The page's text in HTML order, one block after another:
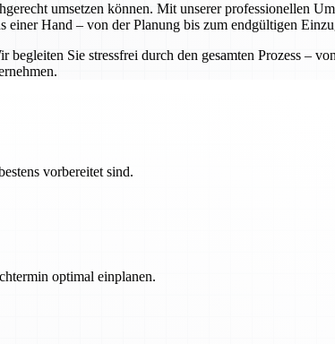
umsetzen können. Mit unserer professionellen
Hand – von der Planung bis zum endgültigen
Sie stressfrei durch den gesamten Prozess –
vorbereitet sind.
optimal einplanen.